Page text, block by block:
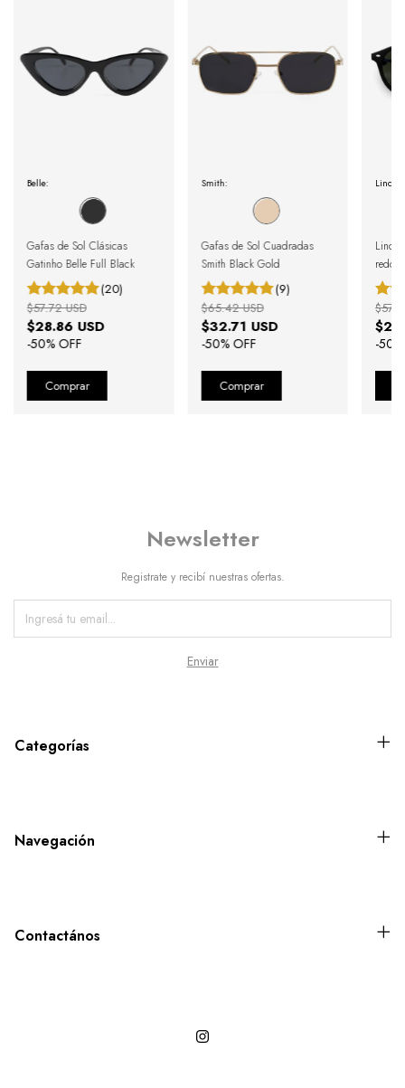
Belle:
Gafas de Sol Clásicas
Gatinho Belle Full Black
(20)
$28.86 USD
-50% OFF
$57.72 USD
Smith:
Gafas de Sol Cuadradas
Smith Black Gold
(9)
$32.71 USD
-50% OFF
$65.42 USD
negro
-50
Newsletter
Registrate y recibí nuestras ofertas.
Categorías
Navegación
Contactános